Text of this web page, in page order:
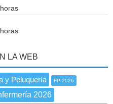
LA WEB
y Peluquería FP 2026
2026